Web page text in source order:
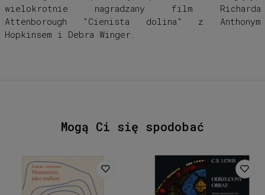
wielokrotnie nagradzany film Richarda
Attenborough "Cienista dolina" z Anthonym
Hopkinsem i Debra Winger.
Mogą Ci się spodobać